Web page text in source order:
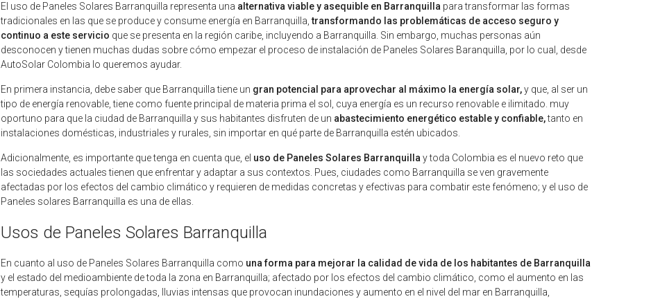
El uso de Paneles Solares Barranquilla representa una alternativa viable y asequible en Barranquilla para transformar las formas
tradicionales en las que se produce y consume energía en Barranquilla,transformando las problemáticas de acceso seguro y
continuo a este servicio que se presenta en la región caribe, incluyendo a Barranquilla. Sin embargo, muchas personas aún
desconocen y tienen muchas dudas sobre cómo empezar el proceso de instalación de Paneles Solares Baranquilla, por lo cual, desde
AutoSolar Colombia lo queremos ayudar.
En primera instancia, debe saber que Barranquilla tiene un gran potencial para aprovechar al máximo la energía solar,y que, al ser un
tipo de energía renovable, tiene como fuente principal de materia prima el sol, cuya energía es un recurso renovable e ilimitado. muy
oportuno para que la ciudad de Barranquilla y sus habitantes disfruten de un abastecimiento energético estable y confiable,tanto en
instalaciones domésticas, industriales y rurales, sin importar en qué parte de Barranquilla estén ubicados.
Adicionalmente, es importante que tenga en cuenta que, el uso de Paneles Solares Barranquillay toda Colombia es el nuevo reto que
las sociedades actuales tienen que enfrentar y adaptar a sus contextos. Pues, ciudades como Barranquilla se ven gravemente
afectadas por los efectos del cambio climático y requieren de medidas concretas y efectivas para combatir este fenómeno; y el uso de
Paneles solares Barranquilla es una de ellas.
Usos de Paneles Solares Barranquilla
En cuanto al uso de Paneles Solares Barranquilla como una forma para mejorar la calidad de vida de los habitantes de Barranquilla
y el estado del medioambiente de toda la zona en Barranquilla; afectado por los efectos del cambio climático, como el aumento en las
temperaturas, sequías prolongadas, lluvias intensas que provocan inundaciones y aumento en el nivel del mar en Barranquilla,